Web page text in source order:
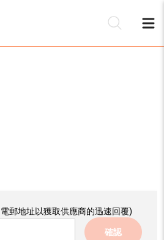
郵地址以獲取供應商的迅速回覆)
確認